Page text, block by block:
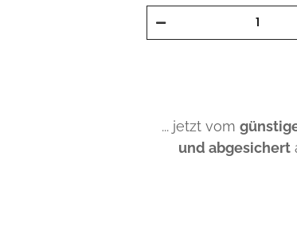
... jetzt vom
und abgesichert